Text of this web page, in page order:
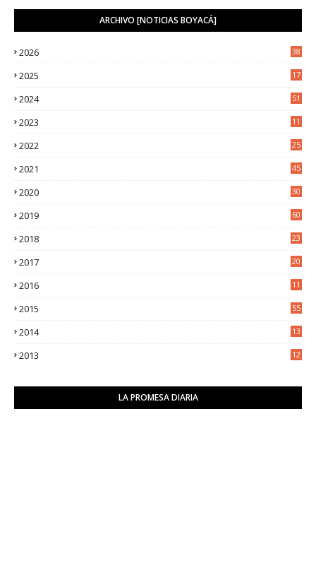
ARCHIVO [NOTICIAS BOYACÁ]
2026 38
2025
17
2024 51
2023
11
2022
25
2021
45
2020
30
2019 60
2018
23
2017
20
2016
11
2015 55
2014
13
2013
12
LA PROMESA DIARIA